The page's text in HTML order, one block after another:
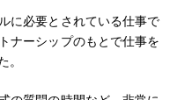
に必要とされている仕事で
ナーシップのもとで仕事を
。